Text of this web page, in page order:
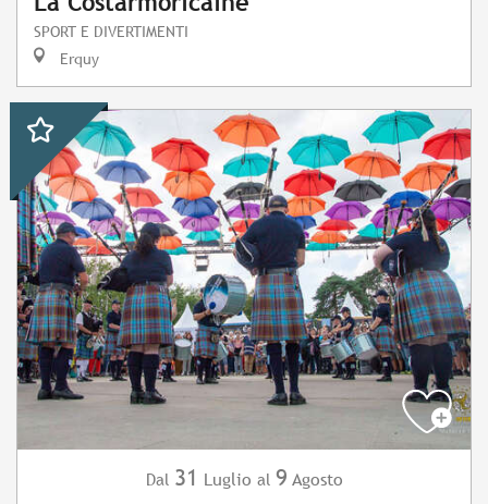
SPORT E DIVERTIMENTI
Erquy
Dal 31 Luglio al 9 Agosto